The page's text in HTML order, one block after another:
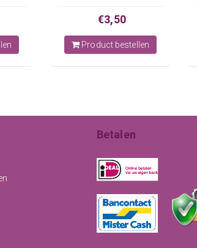
€3,50
Product bestellen
Betalen